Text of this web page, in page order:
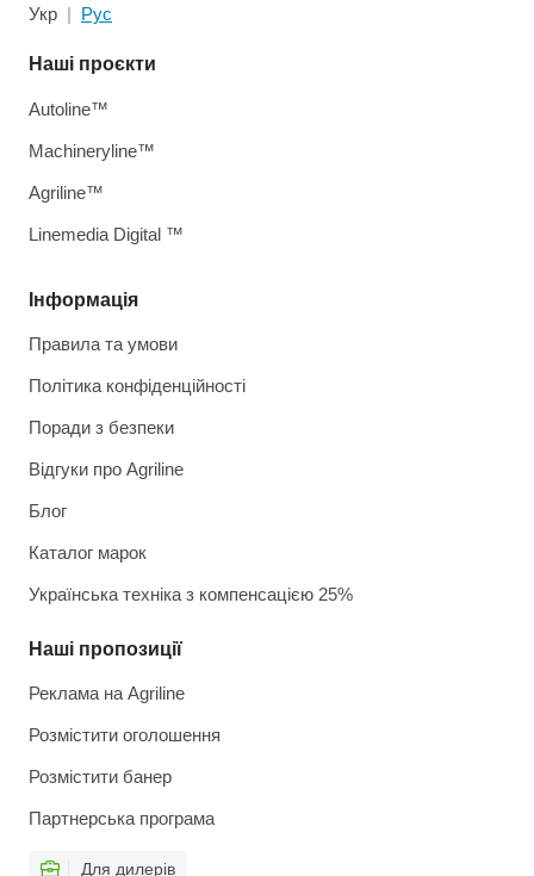
Укр Рус
Інформація
Правила та умови
Політика конфіденційності
Поради з безпеки
Відгуки про Agriline
Блог
Каталог марок
Українська техніка з компенсацією 25%
Наші пропозиції
Реклама на Agriline
Розмістити оголошення
Розмістити банер
Партнерська програма
Для дилерів
Наші проєкти
Autoline™
Machineryline™
Agriline™
Linemedia Digital ™